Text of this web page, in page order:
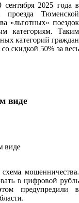
2025 года в
проезда Тюменской
«льготных» поездок
категориям. Таким
категорий граждан
скидкой 50% за весь
виде
мошенничества.
в цифровой рубль
предупредили в